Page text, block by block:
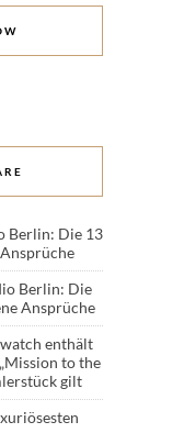
Berlin: Die 13
Berlin: Die
Ansprüche
enthält
to the
gilt